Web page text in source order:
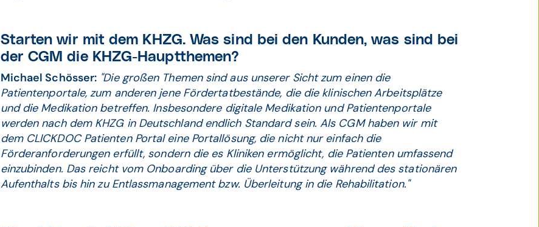
Starten wir mit dem KHZG. Was sind bei den Kunden, was sind bei
der CGM die KHZG-Hauptthemen?
Michael Schösser: "Die großen Themen sind aus unserer Sicht zum einen die
Patientenportale, zum anderen jene Fördertatbestände, die die klinischen Arbeitsplätze
und die Medikation betreffen. Insbesondere digitale Medikation und Patientenportale
werden nach dem KHZG in Deutschland endlich Standard sein. Als CGM haben wir mit
dem CLICKDOC Patienten Portal eine Portallösung, die nicht nur einfach die
Förderanforderungen erfüllt, sondern die es Kliniken ermöglicht, die Patienten umfassend
einzubinden. Das reicht vom Onboarding über die Unterstützung während des stationären
Aufenthalts bis hin zu Entlassmanagement bzw. Überleitung in die Rehabilitation."